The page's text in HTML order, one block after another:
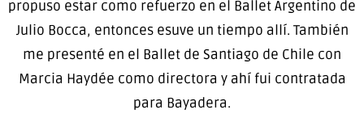
propuso estar como refuerzo en el Ballet Argentino de
Julio Bocca, entonces esuve un tiempo allí. También
me presenté en el Ballet de Santiago de Chile con
Marcia Haydée como directora y ahí fui contratada
para Bayadera.